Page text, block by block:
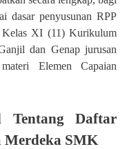
dasar penyusunan RPP
XI (11) Kurikulum
dan Genap jurusan
Elemen Capaian
Tentang Daftar
SMK